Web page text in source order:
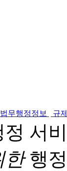
법무행정정보 규
서
한행